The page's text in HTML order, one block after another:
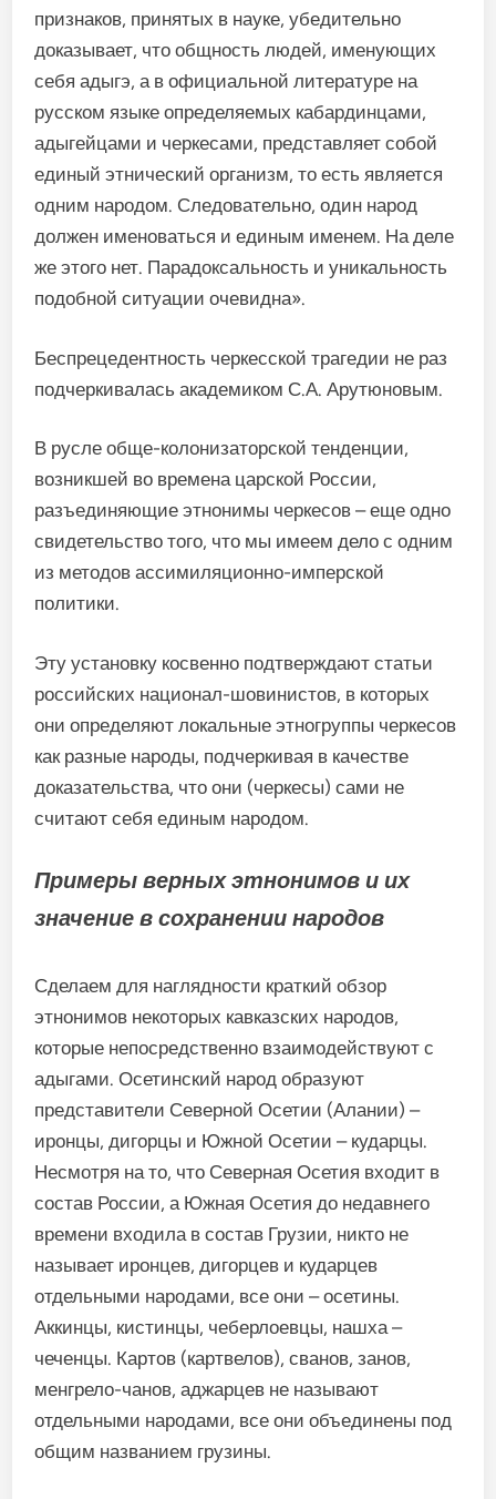
признаков, принятых в науке, убедительно
доказывает, что общность людей, именующих
себя адыгэ, а в официальной литературе на
русском языке определяемых кабардинцами,
адыгейцами и черкесами, представляет собой
единый этнический организм, то есть является
одним народом. Следовательно, один народ
должен именоваться и единым именем. На деле
же этого нет. Парадоксальность и уникальность
подобной ситуации очевидна».
Беспрецедентность черкесской трагедии не раз
подчеркивалась академиком С.А. Арутюновым.
В русле обще-колонизаторской тенденции,
возникшей во времена царской России,
разъединяющие этнонимы черкесов – еще одно
свидетельство того, что мы имеем дело с одним
из методов ассимиляционно-имперской
политики.
Эту установку косвенно подтверждают статьи
российских национал-шовинистов, в которых
они определяют локальные этногруппы черкесов
как разные народы, подчеркивая в качестве
доказательства, что они (черкесы) сами не
считают себя единым народом.
Примеры верных этнонимов и их
значение в сохранении народов
Сделаем для наглядности краткий обзор
этнонимов некоторых кавказских народов,
которые непосредственно взаимодействуют с
адыгами. Осетинский народ образуют
представители Северной Осетии (Алании) –
иронцы, дигорцы и Южной Осетии – кударцы.
Несмотря на то, что Северная Осетия входит в
состав России, а Южная Осетия до недавнего
времени входила в состав Грузии, никто не
называет иронцев, дигорцев и кударцев
отдельными народами, все они – осетины.
Аккинцы, кистинцы, чеберлоевцы, нашха –
чеченцы. Картов (картвелов), сванов, занов,
менгрело-чанов, аджарцев не называют
отдельными народами, все они объединены под
общим названием грузины.